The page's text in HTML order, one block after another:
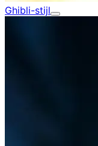
Ghibli-stijl